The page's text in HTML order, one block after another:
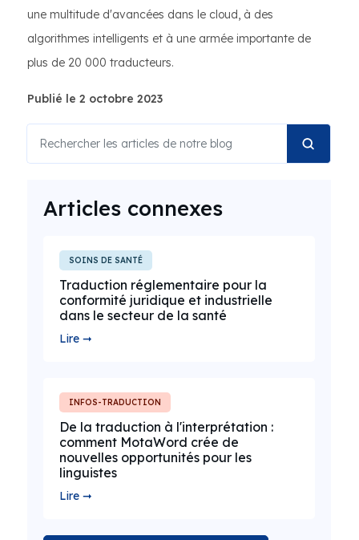
une multitude d'avancées dans le cloud, à des
algorithmes intelligents et à une armée importante de
plus de 20 000 traducteurs.
Publié le 2 octobre 2023
Articles connexes
SOINS DE SANTÉ
Traduction réglementaire pour la
conformité juridique et industrielle
dans le secteur de la santé
Lire ➞
INFOS-TRADUCTION
De la traduction à l'interprétation :
comment MotaWord crée de
nouvelles opportunités pour les
linguistes
Lire ➞